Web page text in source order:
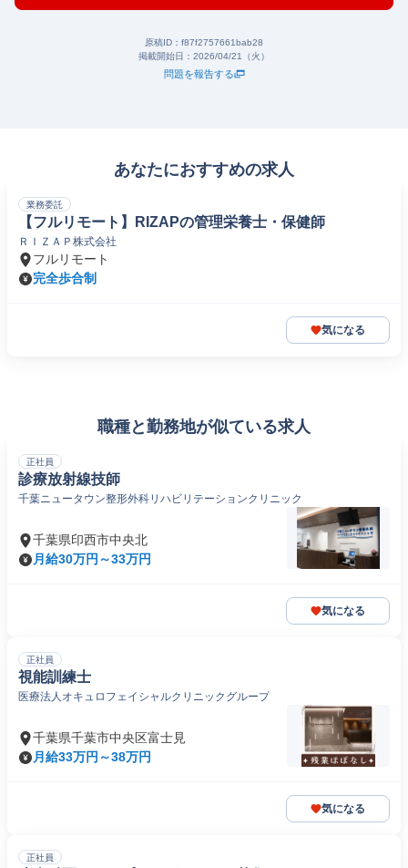
原稿ID： f87f2757661bab28
掲載開始日： 2026/04/21（火）
問題を報告する
あなたにおすすめの求人
業務委託
【フルリモート】RIZAPの管理栄養士・保健師
ＲＩＺＡＰ株式会社
フルリモート
完全歩合制
気になる
職種と勤務地が似ている求人
正社員
診療放射線技師
千葉ニュータウン整形外科リハビリテーションクリニック
千葉県印西市中央北
月給30万円～33万円
気になる
正社員
視能訓練士
医療法人オキュロフェイシャルクリニックグループ
千葉県千葉市中央区富士見
月給33万円～38万円
気になる
正社員